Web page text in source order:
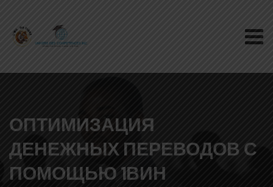
content
ОПТИМИЗАЦИЯ
ДЕНЕЖНЫХ ПЕРЕВОДОВ С
ПОМОЩЬЮ 1ВИН